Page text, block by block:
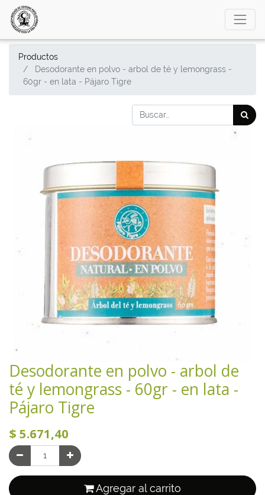
Productos
Desodorante en polvo - arbol de té y lemongrass -
60gr - en lata - Pájaro Tigre
Desodorante en polvo - arbol de
té y lemongrass - 60gr - en lata -
Pájaro Tigre
$ 5.671,40
Agregar al carrito